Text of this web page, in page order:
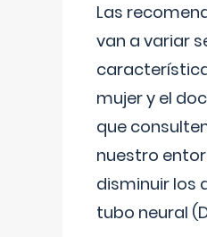
Las
van a variar
mujer y el
que
nuestro
disminuir los
tubo neural